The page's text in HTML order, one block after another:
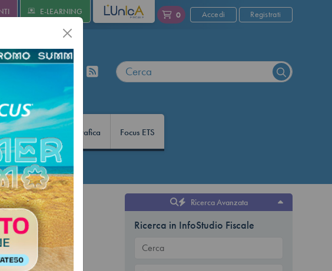
E-LEARNING L'UNICA 0 Accedi Registrati
Revisione Infografica Focus ETS
dei
Ricerca Avanzata
Ricerca in InfoStudio Fiscale